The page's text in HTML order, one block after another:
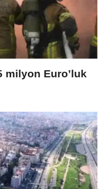
milyon Euro’luk